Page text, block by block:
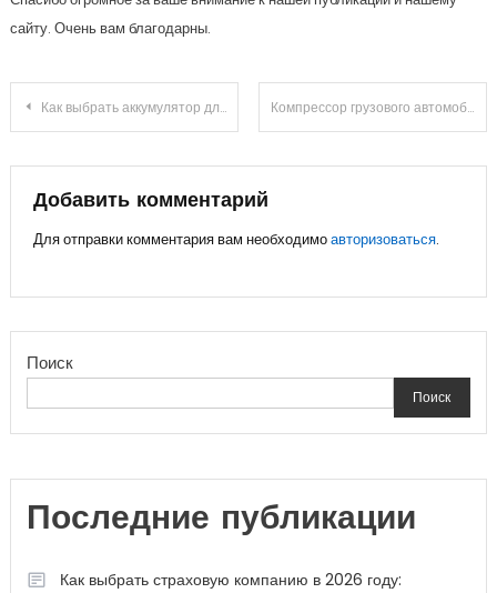
сайту. Очень вам благодарны.
Навигация
по
записям
Как выбрать аккумулятор для авто Компрессор грузового автомобиля
Добавить комментарий
Для отправки комментария вам необходимоавторизоваться.
Поиск
Поиск
Последние публикации
Как выбрать страховую компанию в 2026 году: